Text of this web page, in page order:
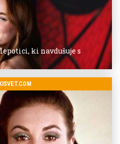
ki navdušuje s